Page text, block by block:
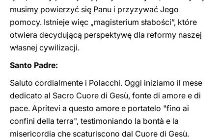
musimy powierzyć się Panu i przyzywać Jego
pomocy. Istnieje więc „magisterium słabości”, które
otwiera decydującą perspektywę dla reformy naszej
własnej cywilizacji.
Santo Padre:
Saluto cordialmente i Polacchi. Oggi iniziamo il mese
dedicato al Sacro Cuore di Gesù, fonte di amore e di
pace. Apritevi a questo amore e portatelo "fino ai
confini della terra", testimoniando la bontà e la
misericordia che scaturiscono dal Cuore di Gesù.